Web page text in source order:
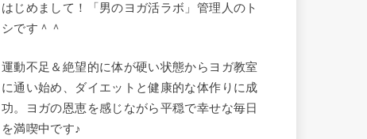
はじめまして！「男のヨガ活ラボ」管理人のト
シです＾＾
運動不足＆絶望的に体が硬い状態からヨガ教室
に通い始め、ダイエットと健康的な体作りに成
功。ヨガの恩恵を感じながら平穏で幸せな毎日
を満喫中です♪